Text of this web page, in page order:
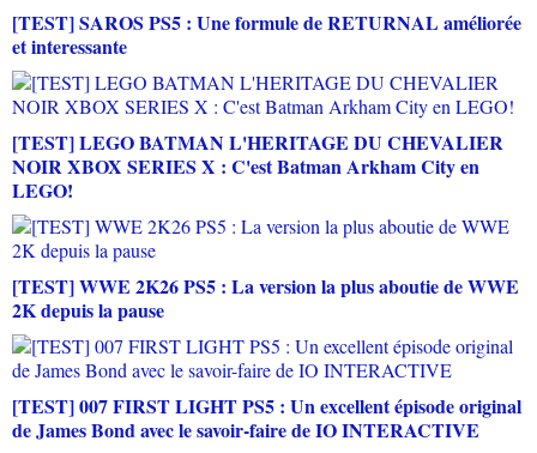
[TEST] SAROS PS5 : Une formule de RETURNAL améliorée
et interessante
[TEST] LEGO BATMAN L'HERITAGE DU CHEVALIER
NOIR XBOX SERIES X : C'est Batman Arkham City en
LEGO!
[TEST] WWE 2K26 PS5 : La version la plus aboutie de WWE
2K depuis la pause
[TEST] 007 FIRST LIGHT PS5 : Un excellent épisode original
de James Bond avec le savoir-faire de IO INTERACTIVE